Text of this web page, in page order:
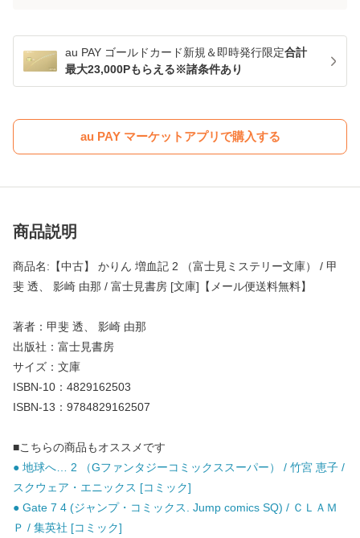
au PAY ゴールドカード新規＆即時発行限定合計
最大23,000Pもらえる※諸条件あり
au PAY マーケットアプリで購入する
商品説明
商品名:【中古】 かりん 増血記 2 （富士見ミステリー文庫） / 甲
斐 透、 影崎 由那 / 富士見書房 [文庫]【メール便送料無料】
著者：甲斐 透、 影崎 由那
出版社：富士見書房
サイズ：文庫
ISBN-10：4829162503
ISBN-13：9784829162507
■こちらの商品もオススメです
● 地球へ… 2 （Gファンタジーコミックススーパー） / 竹宮 恵子 /
スクウェア・エニックス [コミック]
● Gate 7 4 (ジャンプ・コミックス. Jump comics SQ) / ＣＬＡＭ
Ｐ / 集英社 [コミック]